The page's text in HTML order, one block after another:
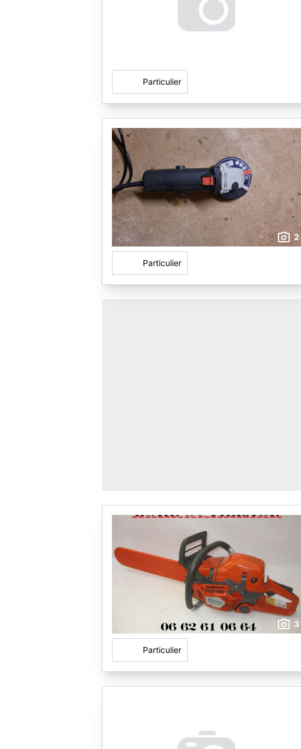
Particulier
2
Particulier
3
Particulier